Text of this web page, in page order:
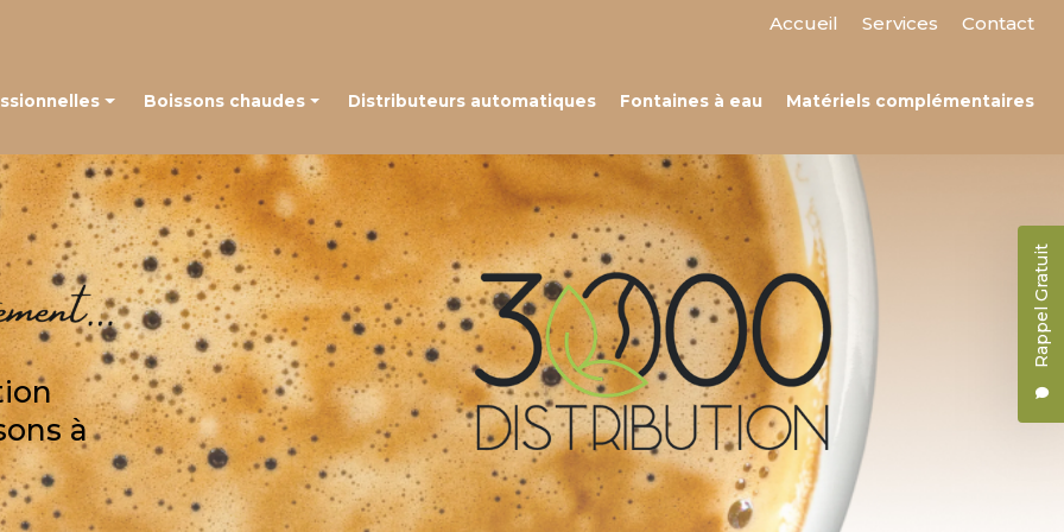
Rappel Gratuit
Accueil Services
Contact
à grains
à capsules
Boissons chaudes
Café en capsules
Café en grains
Thé, chocolat et autres boissons
Distributeurs automatiques Fontaines à eau Matériels complémentaires
à